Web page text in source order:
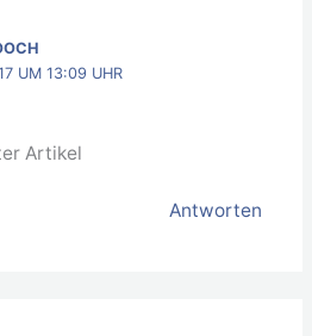
UM 13:09 UHR
Artikel
Antworten